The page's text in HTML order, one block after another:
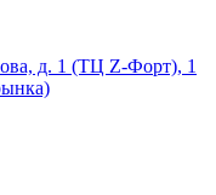
д. 1 (ТЦ Z-Форт), 1